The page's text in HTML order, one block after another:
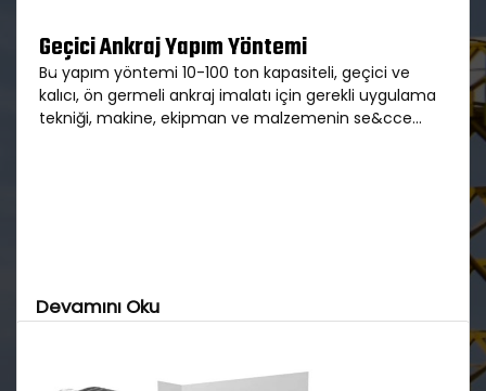
Geçici Ankraj Yapım Yöntemi
Bu yapım yöntemi 10-100 ton kapasiteli, geçici ve
kalıcı, ön germeli ankraj imalatı için gerekli uygulama
tekniği, makine, ekipman ve malzemenin se&cce...
Devamını Oku
Previous